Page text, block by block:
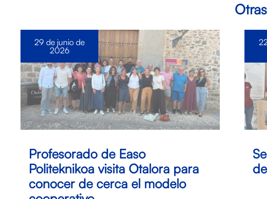
Profesorado de Easo
Politeknikoa visita Otalora para
conocer de cerca el modelo
29 de junio de
2026